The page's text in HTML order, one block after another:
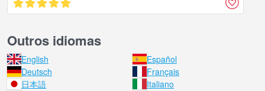
Outros idiomas
English
Español
Deutsch
Français
日本語
Italiano